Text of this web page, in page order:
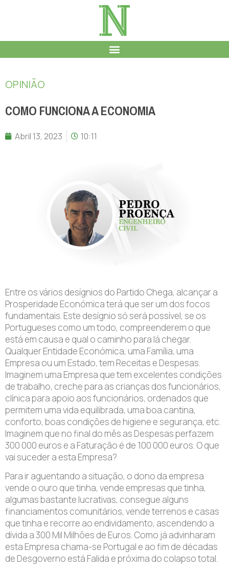
OPINIÃO
COMO FUNCIONA A ECONOMIA
Abril 13, 2023 10:11
Entre os vários desígnios do Partido Chega, alcançar a
Prosperidade Económica terá que ser um dos focos
fundamentais. Este desígnio só será possível, se os
Portugueses como um todo, compreenderem o que
está em causa e qual o caminho para lá chegar.
Qualquer Entidade Económica, uma Família, uma
Empresa ou um Estado, tem Receitas e Despesas.
Imaginem uma Empresa que tem excelentes condições
de trabalho, creche para as crianças dos funcionários,
clínica para apoio aos funcionários, ordenados que
permitem uma vida equilibrada, uma boa cantina,
conforto, boas condições de higiene e segurança, etc.
Imaginem que no final do mês as Despesas perfazem
300 000 euros e a Faturação é de 100 000 euros. O que
vai suceder a esta Empresa?
Para ir aguentando a situação, o dono da empresa
vende o ouro que tinha, vende empresas que tinha,
algumas bastante lucrativas, consegue alguns
financiamentos comunitários, vende terrenos e casas
que tinha e recorre ao endividamento, ascendendo a
dívida a 300 Mil Milhões de Euros. Como já advinharam
esta Empresa chama-se Portugal e ao fim de décadas
de Desgoverno está Falida e próxima do colapso total.